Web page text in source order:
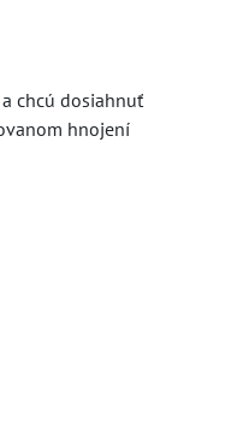
chcú dosiahnuť
hnojení